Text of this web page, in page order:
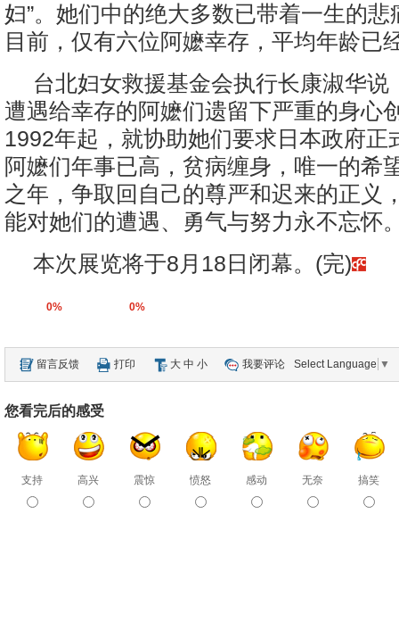
妇”。她们中的绝大多数已带着一生的
目前，仅有六位阿嬷幸存，平均年龄已
台北妇女救援基金会执行长康淑华说
遭遇给幸存的阿嬷们遗留下严重的身心
1992年起，就协助她们要求日本政府正
阿嬷们年事已高，贫病缠身，唯一的希
之年，争取回自己的尊严和迟来的正义
能对她们的遭遇、勇气与努力永不忘怀
本次展览将于8月18日闭幕。(完)
0% 0%
留言反馈 打印 大 中 小 我要评论 Select Language ▼
您看完后的感受
支持 高兴 震惊 愤怒 感动 无奈 搞笑